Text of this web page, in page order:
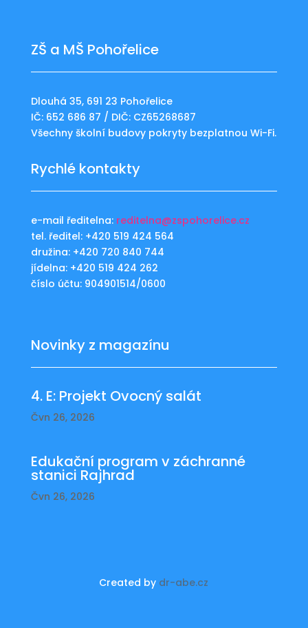
ZŠ a MŠ Pohořelice
Dlouhá 35, 691 23 Pohořelice
IČ: 652 686 87 / DIČ: CZ65268687
Všechny školní budovy pokryty bezplatnou Wi-Fi.
Rychlé kontakty
e-mail ředitelna: reditelna@zspohorelice.cz
tel. ředitel: +420 519 424 564
družina: +420 720 840 744
jídelna: +420 519 424 262
číslo účtu: 904901514/0600
Novinky z magazínu
4. E: Projekt Ovocný salát
Čvn 26, 2026
Edukační program v záchranné
stanici Rajhrad
Čvn 26, 2026
Created by dr-abe.cz